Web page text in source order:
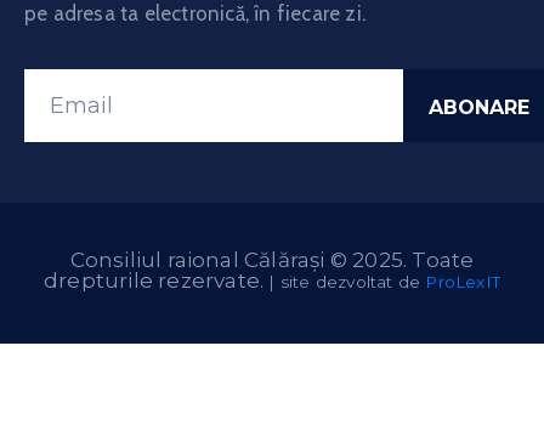
pe adresa ta electronică, în fiecare zi.
Consiliul raional Călărași © 2025. Toate
drepturile rezervate. | site dezvoltat de ProLexIT